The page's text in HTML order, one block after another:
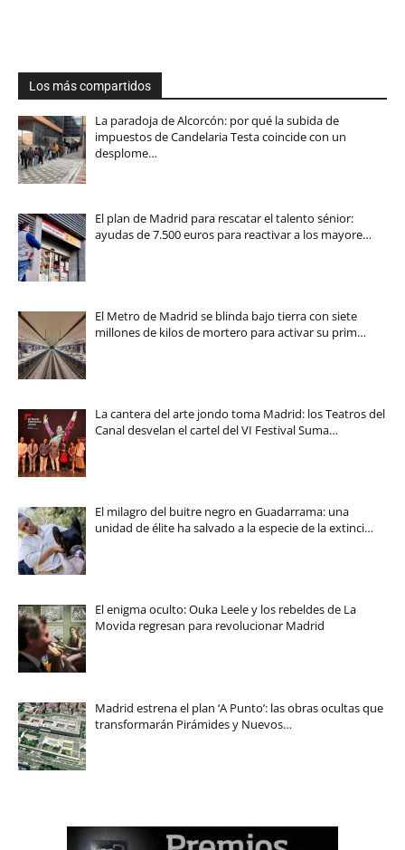
Los más compartidos
La paradoja de Alcorcón: por qué la subida de
impuestos de Candelaria Testa coincide con un
desplome…
El plan de Madrid para rescatar el talento sénior:
ayudas de 7.500 euros para reactivar a los mayore…
El Metro de Madrid se blinda bajo tierra con siete
millones de kilos de mortero para activar su prim…
La cantera del arte jondo toma Madrid: los Teatros del
Canal desvelan el cartel del VI Festival Suma…
El milagro del buitre negro en Guadarrama: una
unidad de élite ha salvado a la especie de la extinci…
El enigma oculto: Ouka Leele y los rebeldes de La
Movida regresan para revolucionar Madrid
Madrid estrena el plan ‘A Punto’: las obras ocultas que
transformarán Pirámides y Nuevos…